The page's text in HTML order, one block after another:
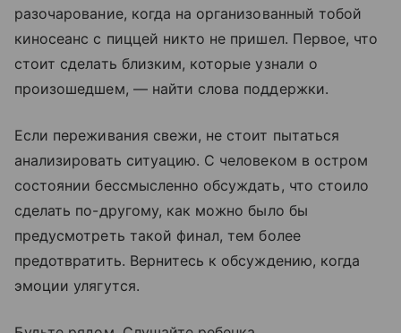
разочарование, когда на организованный тобой
киносеанс с пиццей никто не пришел. Первое, что
стоит сделать близким, которые узнали о
произошедшем, — найти слова поддержки.
Если переживания свежи, не стоит пытаться
анализировать ситуацию. С человеком в остром
состоянии бессмысленно обсуждать, что стоило
сделать по-другому, как можно было бы
предусмотреть такой финал, тем более
предотвратить. Вернитесь к обсуждению, когда
эмоции улягутся.